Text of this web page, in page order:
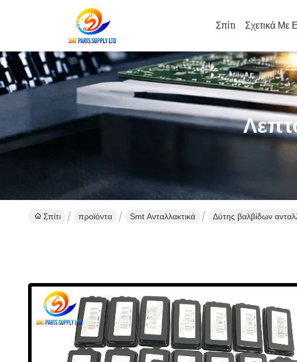
Σπίτι Σχετικά Με
Σπίτι προϊόντα Smt Ανταλλακτικά Δύτης βαλβίδων